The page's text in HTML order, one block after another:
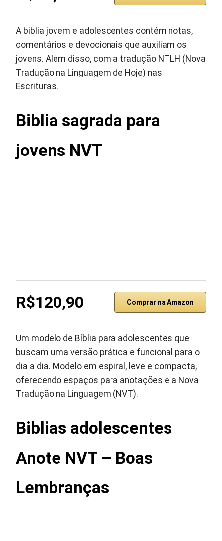
A biblia jovem e adolescentes contém notas,
comentários e devocionais que auxiliam os
jovens. Além disso, com a tradução NTLH (Nova
Tradução na Linguagem de Hoje) nas
Escrituras.
Biblia sagrada para
jovens NVT
R$120,90 Comprar na Amazon
Um modelo de Bíblia para adolescentes que
buscam uma versão prática e funcional para o
dia a dia. Modelo em espiral, leve e compacta,
oferecendo espaços para anotações e a Nova
Tradução na Linguagem (NVT).
Biblias adolescentes
Anote NVT – Boas
Lembranças